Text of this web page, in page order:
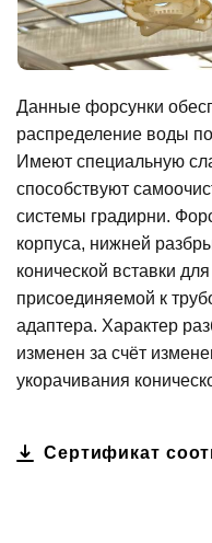
Данные форсунки
распределение воды
Имеют специальную
способствуют
системы градирни.
корпуса, нижней
конической вставки
присоединяемой к
адаптера. Характер
изменен за счёт
укорачивания
Сертификат